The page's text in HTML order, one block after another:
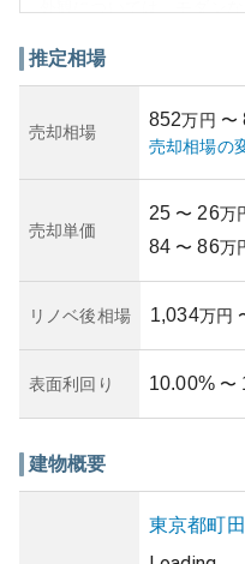
ています。このゆとりは
に保ちやすい側面があり
いるため、価格の上昇期
の評価が適当です。
地域であること）により
状態に応じた定期的な確
推定相場
売却相場
852万円 〜
売却相場の
売却単価
25 〜 26万
84 〜 86万
リノベ後相場 1,034万円
表面利回り 10.00% 〜
建物概要
東京都町